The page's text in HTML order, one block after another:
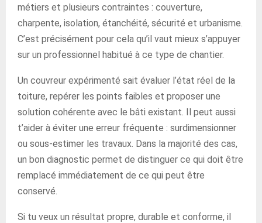
métiers et plusieurs contraintes : couverture,
charpente, isolation, étanchéité, sécurité et urbanisme.
C’est précisément pour cela qu’il vaut mieux s’appuyer
sur un professionnel habitué à ce type de chantier.
Un couvreur expérimenté sait évaluer l’état réel de la
toiture, repérer les points faibles et proposer une
solution cohérente avec le bâti existant. Il peut aussi
t’aider à éviter une erreur fréquente : surdimensionner
ou sous-estimer les travaux. Dans la majorité des cas,
un bon diagnostic permet de distinguer ce qui doit être
remplacé immédiatement de ce qui peut être
conservé.
Si tu veux un résultat propre, durable et conforme, il